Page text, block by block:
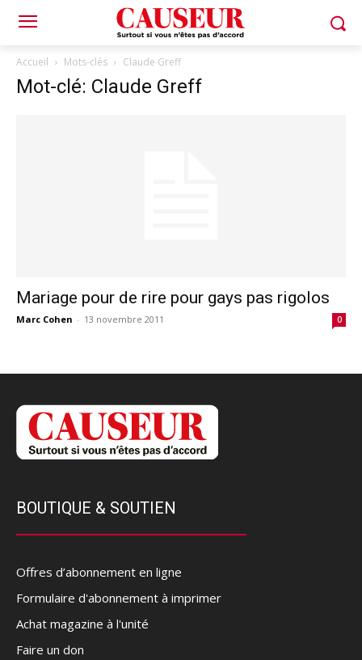
Accueil Mots-clés Claude Greff
Mot-clé: Claude Greff
Mariage pour de rire pour gays pas rigolos
Marc Cohen - 13 novembre 2011 0
BOUTIQUE & SOUTIEN
Offres d’abonnement en ligne
Formulaire d'abonnement à imprimer
Achat magazine à l'unité
Faire un don